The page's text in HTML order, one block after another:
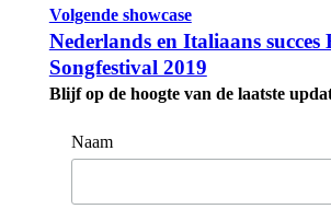
Volgende showcase
Nederlands en Italiaans succes
Songfestival 2019
Blijf op de hoogte van de laatste
Naam